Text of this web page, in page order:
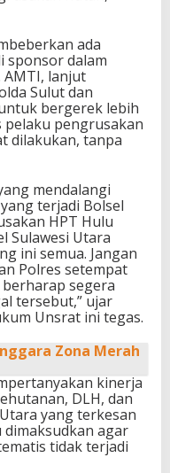
ada
sponsor dalam
AMTI, lanjut
Sulut dan
bergerek lebih
pelaku pengrusakan
dilakukan, tanpa
mendalangi
terjadi Bolsel
HPT Hulu
Sulawesi Utara
ini semua. Jangan
Polres setempat
segera
tersebut,” ujar
Unsrat ini tegas.
Zona Merah
kinerja
DLH, dan
yang terkesan
dimaksudkan agar
tidak terjadi